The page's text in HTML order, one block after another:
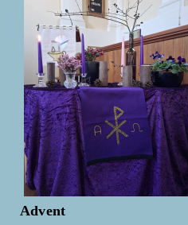
Advent